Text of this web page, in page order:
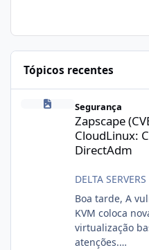
Tópicos recentes
Zapscape (CVE-2026-
Segurança
Zapscape
CloudLinux:
DirectAdm
DELTA SERVERS
Boa tarde, A
KVM coloca
virtualização
atenções.